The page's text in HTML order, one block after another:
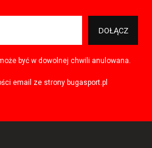
DOŁĄCZ
być w dowolnej chwili anulowana.
email ze strony bugasport.pl